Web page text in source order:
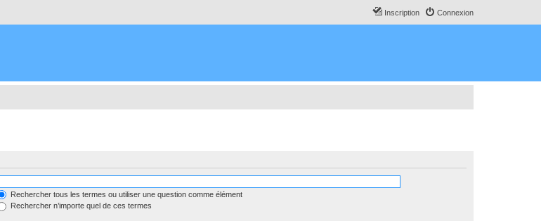
Connexion
Inscription
Rechercher tous les termes ou utiliser une question comme élément
Rechercher n’importe quel de ces termes